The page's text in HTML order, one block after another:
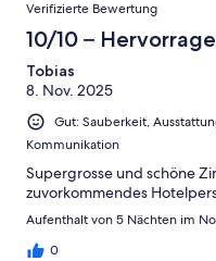
Verifizierte Bewertung
10/10 –
Tobias
8. Nov. 2025
Gut: Sauberkeit,
Kommunikation
Supergrosse und schöne
zuvorkommendes
Aufenthalt von 5 Nächten im
0